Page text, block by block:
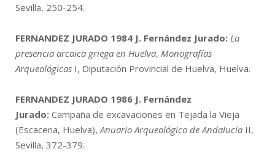
Sevilla, 250-254.
FERNANDEZ JURADO 1984 J. Fernández Jurado: La
presencia arcaica griega en Huelva, Monografías
Arqueológicas I, Diputación Provincial de Huelva, Huelva.
FERNANDEZ JURADO 1986 J. Fernández
Jurado: Campaña de excavaciones en Tejada la Vieja
(Escacena, Huelva), Anuario Arqueológico de Andalucía II,
Sevilla, 372-379.